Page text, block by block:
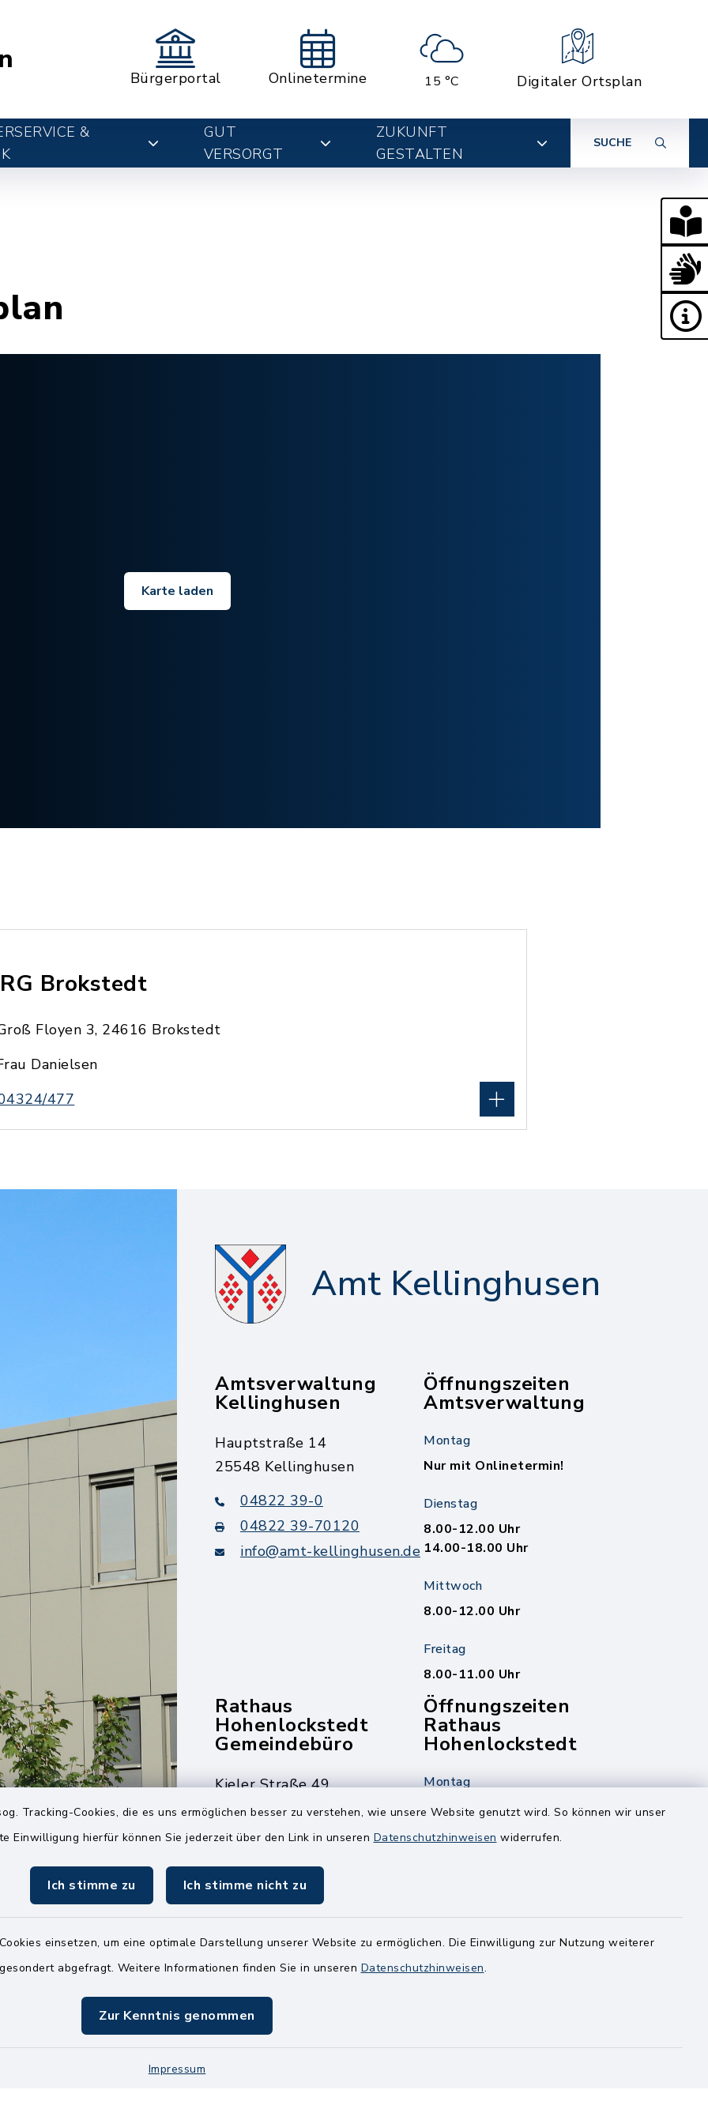
Tracking-Cookies, die es uns ermöglichen besser zu verstehen, wie unsere Website genutzt wird. So können wir unser
Einwilligung hierfür können Sie jederzeit über den Link in unseren Datenschutzhinweisen widerrufen.
Ich stimme zu Ich stimme nicht zu
einsetzen, um eine optimale Darstellung unserer Website zu ermöglichen. Die Einwilligung zur Nutzung weiterer
abgefragt. Weitere Informationen finden Sie in unseren Datenschutzhinweisen.
Zur Kenntnis genommen
Impressum
Bürgerportal Onlinetermine 15 °C Digitaler Ortsplan
&
GUT
VERSORGT
ZUKUNFT
GESTALTEN
SUCHE
Karte laden
Brokstedt
Floyen 3, 24616 Brokstedt
Danielsen
477
Amt Kellinghusen
Amtsverwaltung
Kellinghusen
Hauptstraße 14
25548 Kellinghusen
04822 39-0
04822 39-70120
info@amt-kellinghusen.de
Öffnungszeiten
Amtsverwaltung
Montag
Nur mit Onlinetermin!
Dienstag
8.00-12.00 Uhr
14.00-18.00 Uhr
Mittwoch
8.00-12.00 Uhr
Freitag
8.00-11.00 Uhr
Rathaus
Hohenlockstedt
Gemeindebüro
Kieler Straße 49
25551 Hohenlockstedt
04826 30-0
04826 30-15
info@amt-kellinghusen.de
Öffnungszeiten
Rathaus
Hohenlockstedt
Montag
Nur mit Onlinetermin!
Dienstag
8.00-12.00 Uhr